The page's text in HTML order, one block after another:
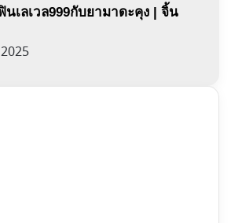
เลเวล999กับยามาดะคุง | จิ้น